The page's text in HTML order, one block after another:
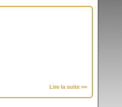
Lire la suite >>